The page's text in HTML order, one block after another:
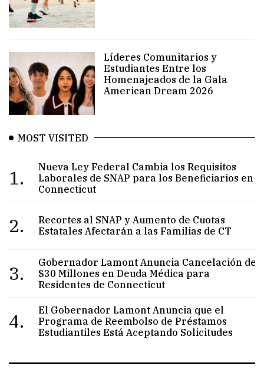
Líderes Comunitarios y
Estudiantes Entre los
Homenajeados de la Gala
American Dream 2026
MOST VISITED
1.
Nueva Ley Federal Cambia los Requisitos
Laborales de SNAP para los Beneficiarios en
Connecticut
2.
Recortes al SNAP y Aumento de Cuotas
Estatales Afectarán a las Familias de CT
3.
Gobernador Lamont Anuncia Cancelación de
$30 Millones en Deuda Médica para
Residentes de Connecticut
4.
El Gobernador Lamont Anuncia que el
Programa de Reembolso de Préstamos
Estudiantiles Está Aceptando Solicitudes